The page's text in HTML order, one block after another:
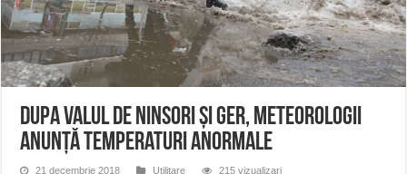
Anunț important – Închidere temporară Podul de Piatră din Herculane
Ștrandul Termal Ring din Oravița – locul unde natura a ascuns un izvor de
Dupa valul de ninsori și ger, meteorologii
anunță temperaturi ANORMALE
21 decembrie 2018 Utilitare 215 vizualizari